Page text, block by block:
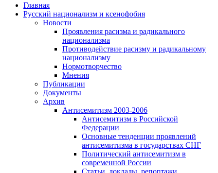
Главная
Русский национализм и ксенофобия
Новости
Проявления расизма и радикального
национализма
Противодействие расизму и радикальному
национализму
Нормотворчество
Мнения
Публикации
Документы
Архив
Антисемитизм 2003-2006
Антисемитизм в Российской
Федерации
Основные тенденции проявлений
антисемитизма в государствах СНГ
Политический антисемитизм в
современной России
Статьи, доклады, репортажи